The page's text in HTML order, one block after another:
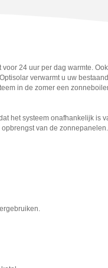
24 uur per dag warmte.
verwarmt u uw
in de zomer een
het systeem onafhankelijk is
van de zonnepanelen.